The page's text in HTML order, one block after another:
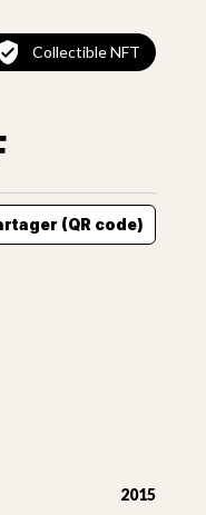
Collectible NFT
(QR code)
2015